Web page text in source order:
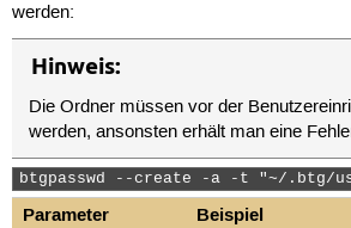
werden:
Hinweis:
Die Ordner müssen vor der
werden, ansonsten erhält man eine
btgpasswd --create -a -t "~/.btg/
Parameter Beispiel